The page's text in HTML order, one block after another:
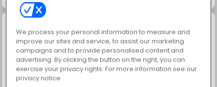
Scala 40
We process your personal information to measure and
improve our sites and service, to assist our marketing
campaigns and to provide personalised content and
advertising. By clicking the button on the right, you can
exercise your privacy rights. For more information see our
privacy notice